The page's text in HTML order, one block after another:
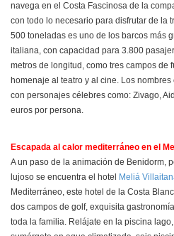
navega en el Costa Fascinosa de la
con todo lo necesario para disfrutar de la
500 toneladas es uno de los barcos más
italiana, con capacidad para 3.800
metros de longitud, como tres campos de
homenaje al teatro y al cine. Los
con personajes célebres como: Zivago,
euros por persona.
Escapada al calor mediterráneo en el
A un paso de la animación de Benidorm,
lujoso se encuentra el hotel
Meliá
Mediterráneo, este hotel de la Costa
dos campos de golf, exquisita
toda la familia. Relájate en la piscina